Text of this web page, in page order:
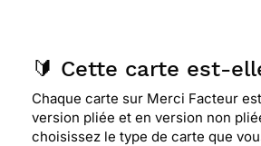
🔰 Cette carte est-
Chaque carte sur Merci Facteur
version pliée et en version non
choisissez le type de carte que